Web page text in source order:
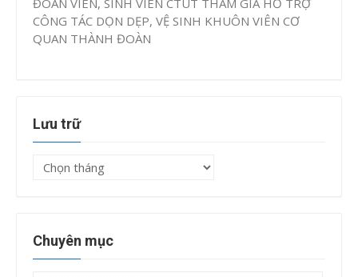
ĐOÀN VIÊN, SINH VIÊN CTUT THAM GIA HỖ TRỢ
CÔNG TÁC DỌN DẸP, VỆ SINH KHUÔN VIÊN CƠ
QUAN THÀNH ĐOÀN
Lưu trữ
Lưu
Chuyên mục